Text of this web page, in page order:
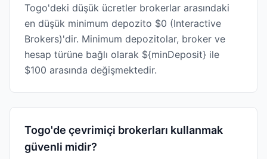
Togo'deki düşük ücretler brokerlar arasındaki
en düşük minimum depozito $0 (Interactive
Brokers)'dir. Minimum depozitolar, broker ve
hesap türüne bağlı olarak ${minDeposit} ile
$100 arasında değişmektedir.
Togo'de çevrimiçi brokerları kullanmak
güvenli midir?